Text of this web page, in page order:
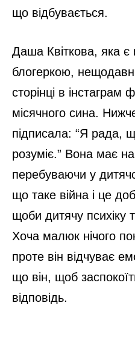
що відбувається.
Даша Квіткова, яка є
блогеркою,
сторінці в інстаграм
місячного сина.
підписала: “Я рада,
розуміє.” Вона має
перебуваючи у
що таке війна і це
щоби дитячу психіку
Хоча малюк нічого
проте він відчуває
що він, щоб
відповідь.